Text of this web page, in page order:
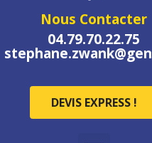
Nous Contacter
04.79.70.22.75
DEVIS EXPRESS !